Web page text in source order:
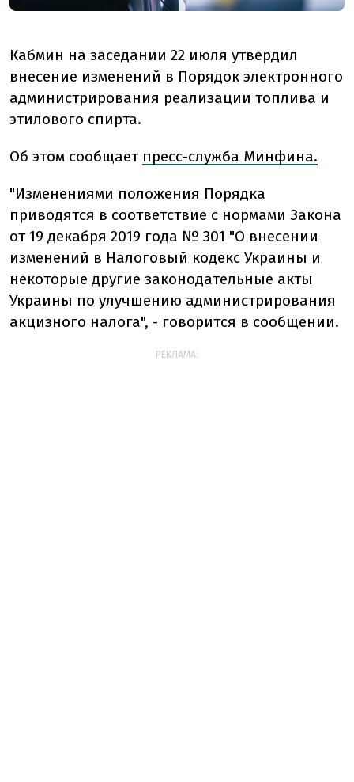
Кабмин на заседании 22 июля утвердил
внесение изменений в Порядок электронного
администрирования реализации топлива и
этилового спирта.
Об этом сообщает пресс-служба Минфина.
"Изменениями положения Порядка
приводятся в соответствие с нормами Закона
от 19 декабря 2019 года № 301 "О внесении
изменений в Налоговый кодекс Украины и
некоторые другие законодательные акты
Украины по улучшению администрирования
акцизного налога", - говорится в сообщении.
РЕКЛАМА: